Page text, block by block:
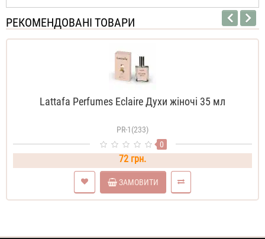
РЕКОМЕНДОВАНІ ТОВАРИ
Lattafa Perfumes Eclaire Духи жіночі 35 мл
PR-1(233)
0
72 грн.
ЗАМОВИТИ